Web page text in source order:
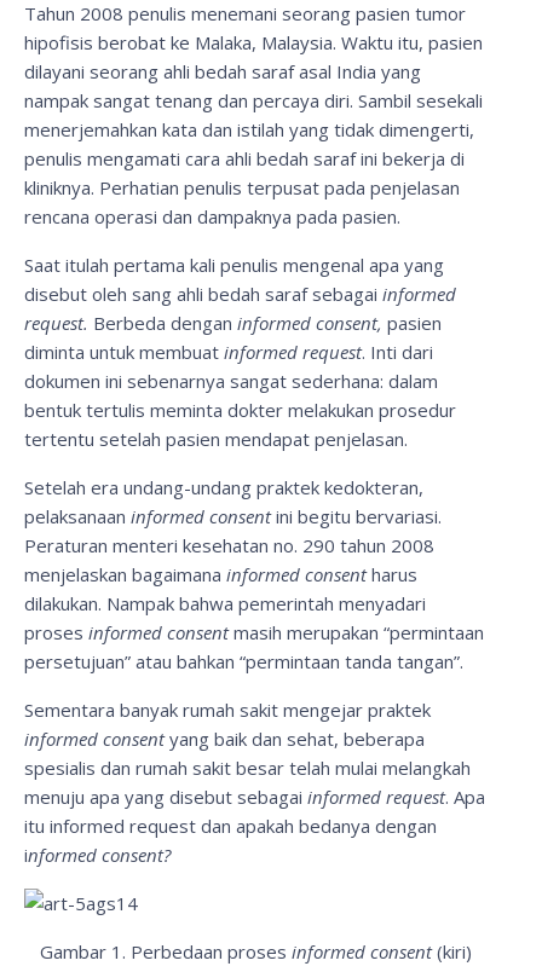
Tahun 2008 penulis menemani seorang pasien tumor
hipofisis berobat ke Malaka, Malaysia. Waktu itu, pasien
dilayani seorang ahli bedah saraf asal India yang
nampak sangat tenang dan percaya diri. Sambil sesekali
menerjemahkan kata dan istilah yang tidak dimengerti,
penulis mengamati cara ahli bedah saraf ini bekerja di
kliniknya. Perhatian penulis terpusat pada penjelasan
rencana operasi dan dampaknya pada pasien.
Saat itulah pertama kali penulis mengenal apa yang
disebut oleh sang ahli bedah saraf sebagai informed
request. Berbeda dengan informed consent, pasien
diminta untuk membuat informed request. Inti dari
dokumen ini sebenarnya sangat sederhana: dalam
bentuk tertulis meminta dokter melakukan prosedur
tertentu setelah pasien mendapat penjelasan.
Setelah era undang-undang praktek kedokteran,
pelaksanaan informed consentini begitu bervariasi.
Peraturan menteri kesehatan no. 290 tahun 2008
menjelaskan bagaimana informed consentharus
dilakukan. Nampak bahwa pemerintah menyadari
proses informed consentmasih merupakan “permintaan
persetujuan” atau bahkan “permintaan tanda tangan”.
Sementara banyak rumah sakit mengejar praktek
informed consentyang baik dan sehat, beberapa
spesialis dan rumah sakit besar telah mulai melangkah
menuju apa yang disebut sebagai informed request. Apa
itu informed request dan apakah bedanya dengan
informed consent?
Gambar 1. Perbedaan proses informed consent(kiri)